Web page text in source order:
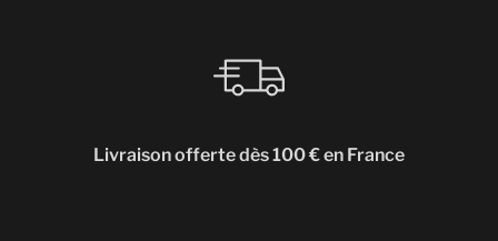
Livraison offerte dès 100 € en France